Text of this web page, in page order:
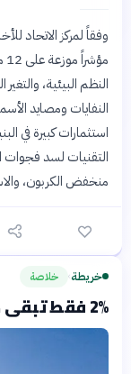
مؤشراً
البيئية، والتغير
ومصايد الأسماك
كبيرة في البنية
لسد فجوات
الكربون،
› خلاصة